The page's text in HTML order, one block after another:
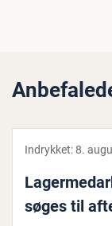
Indrykket:8.
søges til